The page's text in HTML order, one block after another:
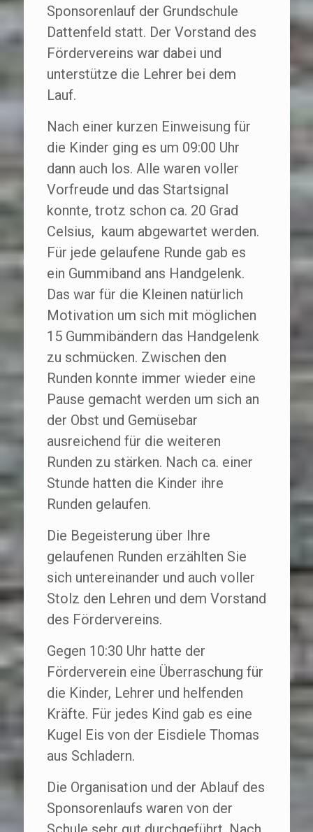
Sponsorenlauf der Grundschule
Dattenfeld statt. Der Vorstand des
Fördervereins war dabei und
unterstütze die Lehrer bei dem
Lauf.
Nach einer kurzen Einweisung für
die Kinder ging es um 09:00 Uhr
dann auch los. Alle waren voller
Vorfreude und das Startsignal
konnte, trotz schon ca. 20 Grad
Celsius, kaum abgewartet werden.
Für jede gelaufene Runde gab es
ein Gummiband ans Handgelenk.
Das war für die Kleinen natürlich
Motivation um sich mit möglichen
15 Gummibändern das Handgelenk
zu schmücken. Zwischen den
Runden konnte immer wieder eine
Pause gemacht werden um sich an
der Obst und Gemüsebar
ausreichend für die weiteren
Runden zu stärken. Nach ca. einer
Stunde hatten die Kinder ihre
Runden gelaufen.
Die Begeisterung über Ihre
gelaufenen Runden erzählten Sie
sich untereinander und auch voller
Stolz den Lehren und dem Vorstand
des Fördervereins.
Gegen 10:30 Uhr hatte der
Förderverein eine Überraschung für
die Kinder, Lehrer und helfenden
Kräfte. Für jedes Kind gab es eine
Kugel Eis von der Eisdiele Thomas
aus Schladern.
Die Organisation und der Ablauf des
Sponsorenlaufs waren von der